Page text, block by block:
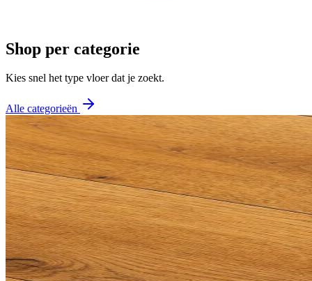
Shop per categorie
Kies snel het type vloer dat je zoekt.
Alle categorieën